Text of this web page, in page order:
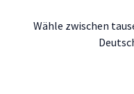
Wähle zwischen